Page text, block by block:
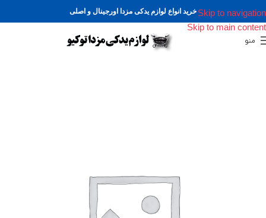
Skip to navigation
Skip to main content
خرید انواع لوازم یدکی مزدا اورجینال و اصلی
منو